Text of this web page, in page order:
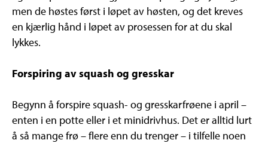
men de høstes først i løpet av høsten, og det kreves
en kjærlig hånd i løpet av prosessen for at du skal
lykkes.
Forspiring av squash og gresskar
Begynn å forspire squash- og gresskarfrøene i april –
enten i en potte eller i et minidrivhus. Det er alltid lurt
å så mange frø – flere enn du trenger – i tilfelle noen